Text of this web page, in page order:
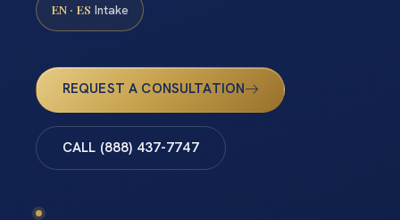
EN · ES Intake
REQUEST A CONSULTATION
CALL (888) 437-7747